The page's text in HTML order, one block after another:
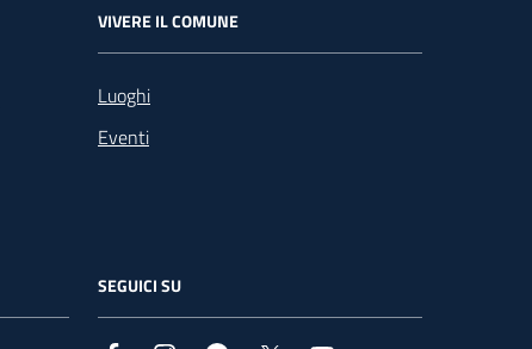
VIVERE IL COMUNE
Luoghi
Eventi
SEGUICI SU